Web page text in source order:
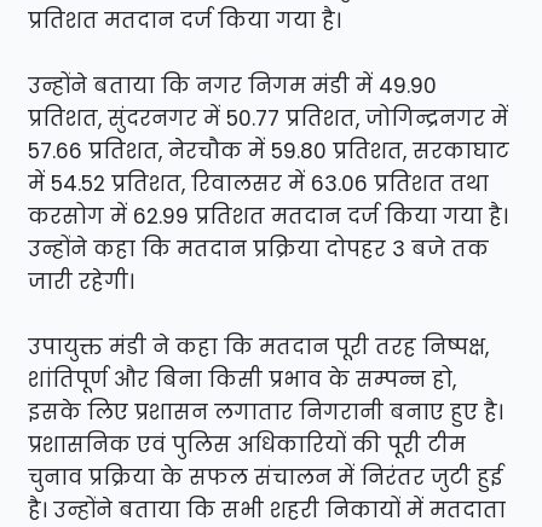
प्रतिशत मतदान दर्ज किया गया है।
उन्होंने बताया कि नगर निगम मंडी में 49.90
प्रतिशत, सुंदरनगर में 50.77 प्रतिशत, जोगिन्द्रनगर में
57.66 प्रतिशत, नेरचौक में 59.80 प्रतिशत, सरकाघाट
में 54.52 प्रतिशत, रिवालसर में 63.06 प्रतिशत तथा
करसोग में 62.99 प्रतिशत मतदान दर्ज किया गया है।
उन्होंने कहा कि मतदान प्रक्रिया दोपहर 3 बजे तक
जारी रहेगी।
उपायुक्त मंडी ने कहा कि मतदान पूरी तरह निष्पक्ष,
शांतिपूर्ण और बिना किसी प्रभाव के सम्पन्न हो,
इसके लिए प्रशासन लगातार निगरानी बनाए हुए है।
प्रशासनिक एवं पुलिस अधिकारियों की पूरी टीम
चुनाव प्रक्रिया के सफल संचालन में निरंतर जुटी हुई
है। उन्होंने बताया कि सभी शहरी निकायों में मतदाता